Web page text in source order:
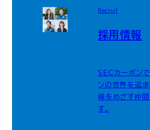
Recruit
採用情報
SECカーボン
ンの世界を追求
峰をめざす仲
す。